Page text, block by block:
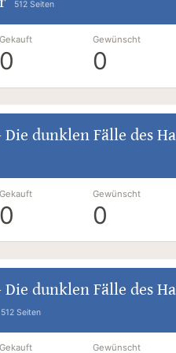
512 Seiten
Gekauft
0
Gewünscht
0
Die dunklen Fälle des
Gekauft
0
Gewünscht
0
Die dunklen Fälle des
512 Seiten
Gekauft Gewünscht